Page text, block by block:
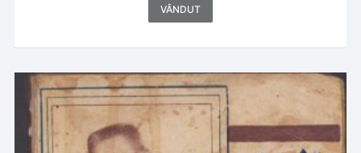
VÂNDUT